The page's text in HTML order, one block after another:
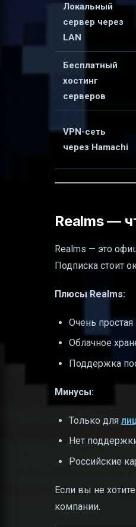
Локальный
сервер через
LAN
Бесплатный
хостинг
серверов
VPN-сеть
через Hamachi
Realms —
Realms — это
Подписка стоит
Плюсы Realms:
Очень
Облачное
Поддержка
Минусы:
Только для
Нет
Российские
Если вы не
компании.